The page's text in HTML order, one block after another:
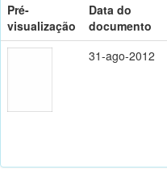
Pré-
visualização
Data do
documento
31-ago-2012